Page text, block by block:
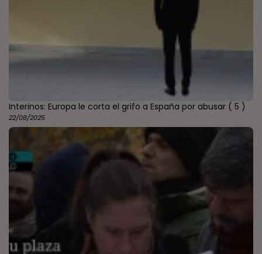
Interinos: Europa le corta el grifo a España por abusar ( 5 )
22/08/2025